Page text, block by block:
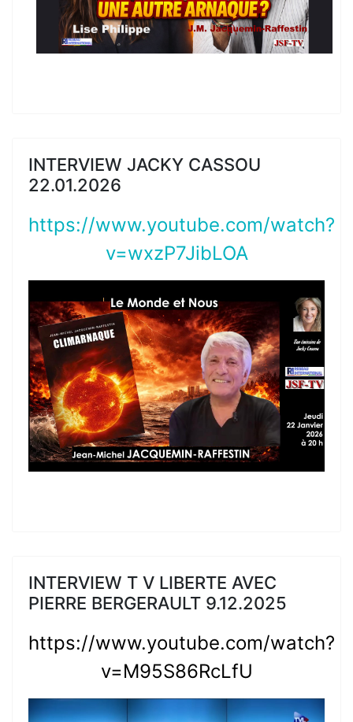
INTERVIEW JACKY CASSOU
22.01.2026
https://www.youtube.com/watch?
v=wxzP7JibLOA
INTERVIEW T V LIBERTE AVEC
PIERRE BERGERAULT 9.12.2025
https://www.youtube.com/watch?
v=M95S86RcLfU